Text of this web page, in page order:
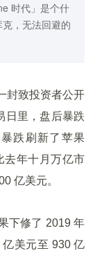
时代」是个什
，无法回避的
封致投资者公开
日里，盘后暴跌
跌刷新了苹果
去年十月万亿市
亿美元。
下修了 2019 年
美元至 930 亿